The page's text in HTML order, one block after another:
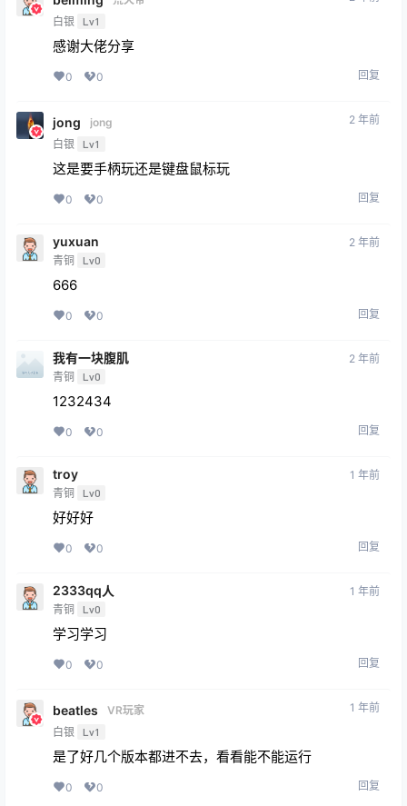
白银
Lv1
感谢大佬分享
0 0 回复
jong
jong
白银
Lv1
2 年前
这是要手柄玩还是键盘鼠标玩
0 0 回复
yuxuan
青铜 Lv0
2 年前
666
0 0 回复
我有一块腹肌
青铜 Lv0
2 年前
1232434
0 0 回复
troy
青铜 Lv0
1 年前
好好好
0 0 回复
2333qq人
青铜 Lv0
1 年前
学习学习
0 0 回复
beatles
VR玩家
白银
Lv1
1 年前
是了好几个版本都进不去，看看能不能运行
0 0 回复